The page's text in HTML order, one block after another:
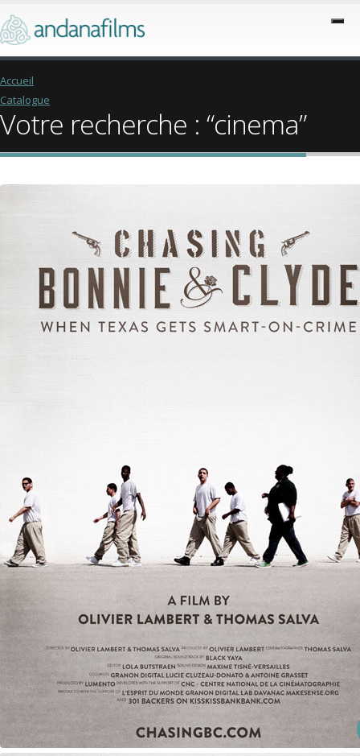
Accueil
Catalogue
Votre recherche : “cinema”